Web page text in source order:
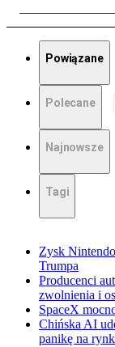
Powiązane
Polecane
Najnowsze
Tagi
Zysk
Trumpa
Producenci
zwolnienia i
SpaceX
Chińska AI
panikę na